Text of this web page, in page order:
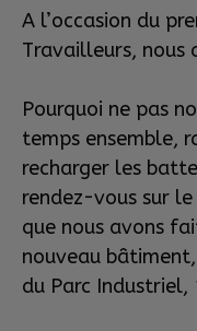
A l’occasion du
Travailleurs, nous
Pourquoi ne pas
temps ensemble,
recharger les
rendez-vous sur
que nous avons
nouveau
du Parc Industriel,